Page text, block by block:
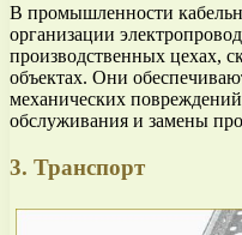
В промышленности
организации
производственных цехах,
объектах. Они
механических
обслуживания и замены
3. Транспорт